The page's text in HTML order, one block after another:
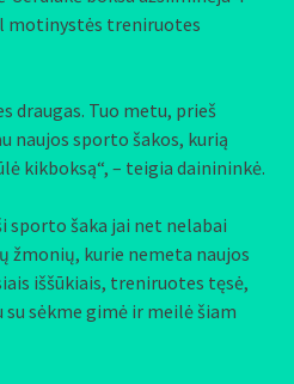
motinystės treniruotes
draugas. Tuo metu, prieš
naujos sporto šakos, kurią
kikboksą“, – teigia dainininkė.
sporto šaka jai net nelabai
žmonių, kurie nemeta naujos
iššūkiais, treniruotes tęsė,
sėkme gimė ir meilė šiam